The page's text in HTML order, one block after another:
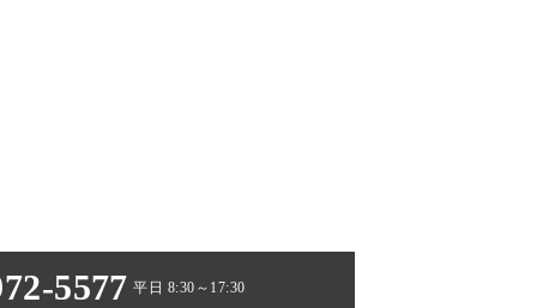
5577 平日 8:30～17:30